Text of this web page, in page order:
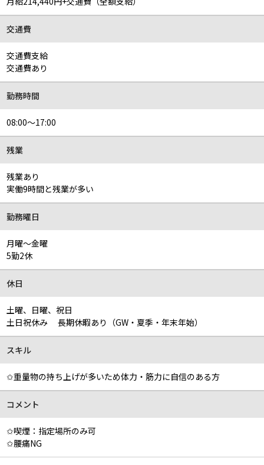
交通費
交通費支給
交通費あり
勤務時間
08:00～17:00
残業
残業あり
実働9時間と残業が多い
勤務曜日
月曜～金曜
5勤2休
休日
土曜、日曜、祝日
土日祝休み 長期休暇あり（GW・夏季・年末年始）
スキル
✩重量物の持ち上げが多いため体力・筋力に自信のある方
コメント
✩喫煙：指定場所のみ可
✩腰痛NG